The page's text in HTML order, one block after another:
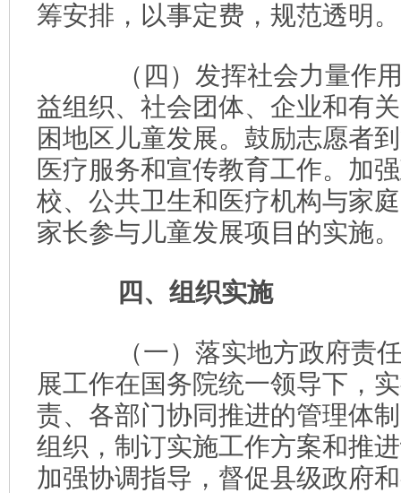
筹安排，以事定费，规范透明。
（四）发挥社会力量作用
益组织、社会团体、企业和有
困地区儿童发展。鼓励志愿者
医疗服务和宣传教育工作。加
校、公共卫生和医疗机构与家
家长参与儿童发展项目的实施。
四、组织实施
（一）落实地方政府责任
展工作在国务院统一领导下，
责、各部门协同推进的管理体
组织，制订实施工作方案和推
加强协调指导，督促县级政府